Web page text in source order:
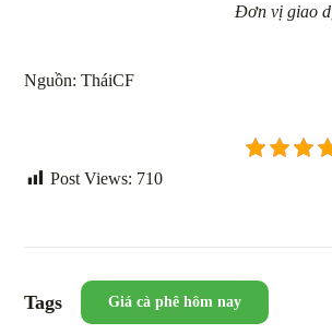
Đơn vị giao
Nguồn: TháiCF
Post Views: 710
Tags Giá cà phê hôm nay